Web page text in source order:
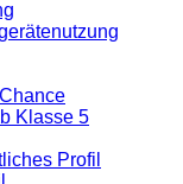
Klasse 5
Profil